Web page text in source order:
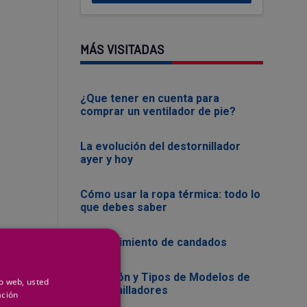
MÁS VISITADAS
¿Que tener en cuenta para
comprar un ventilador de pie?
La evolución del destornillador
ayer y hoy
Cómo usar la ropa térmica: todo lo
que debes saber
Mantenimiento de candados
Evolución y Tipos de Modelos de
Destornilladores
web, usted